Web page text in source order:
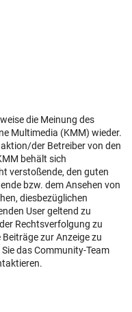
die Meinung des
Multimedia (KMM) wieder.
der Betreiber von den
behält sich
verstoßende, den guten
bzw. dem Ansehen von
diesbezüglichen
User geltend zu
Rechtsverfolgung zu
zur Anzeige zu
Sie das Community-Team